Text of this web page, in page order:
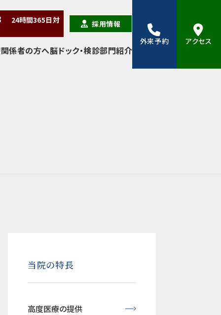
24時間365日対
採用情報
係者の方へ脳ドック・検診部門紹介
外来予約 アクセス
当院の特長
高度医療の提供